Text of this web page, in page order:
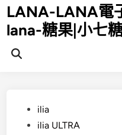
Skip
to
content
LANA-LANA電
lana-糖果|小七
Open
Posted
ilia
ilia ULTRA